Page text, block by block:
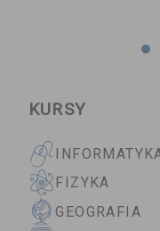
KURSY
FIZYKA
GEOGRAFIA